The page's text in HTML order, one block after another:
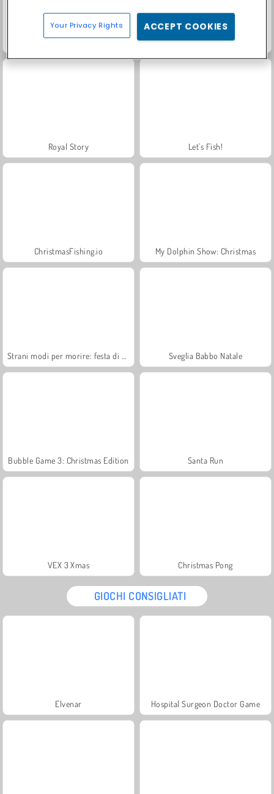
Farm Merge Valley Solitaire Social
Royal Story Let's Fish!
ChristmasFishing.io My Dolphin Show: Christmas
Sveglia Babbo Natale
Bubble Game 3: Christmas Edition Santa Run
VEX 3 Xmas Christmas Pong
GIOCHI CONSIGLIATI
Elvenar Hospital Surgeon Doctor Game
Your Privacy Rights ACCEPT COOKIES